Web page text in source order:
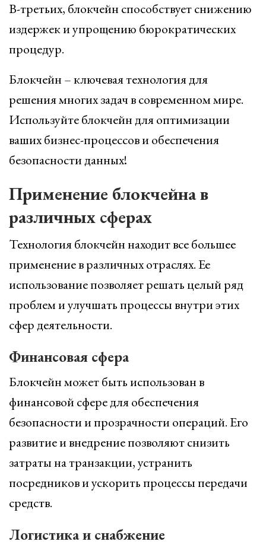
В-третьих, блокчейн способствует снижению
издержек и упрощению бюрократических
процедур.
Блокчейн – ключевая технология для
решения многих задач в современном мире.
Используйте блокчейн для оптимизации
ваших бизнес-процессов и обеспечения
безопасности данных!
Применение блокчейна в
различных сферах
Технология блокчейн находит все большее
применение в различных отраслях. Ее
использование позволяет решать целый ряд
проблем и улучшать процессы внутри этих
сфер деятельности.
Финансовая сфера
Блокчейн может быть использован в
финансовой сфере для обеспечения
безопасности и прозрачности операций. Его
развитие и внедрение позволяют снизить
затраты на транзакции, устранить
посредников и ускорить процессы передачи
средств.
Логистика и снабжение